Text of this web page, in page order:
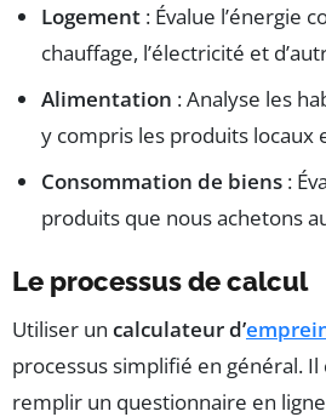
Logement : Évalue l’énergie
chauffage, l’électricité et
Alimentation : Analyse les
y compris les produits locaux
Consommation de biens :
produits que nous achetons
Le processus de calcul
Utiliser un calculateur d’
processus simplifié en général.
remplir un questionnaire en